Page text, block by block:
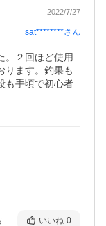
2022/7/27
sat********さん
。２回ほど使用
ります。釣果も
も手頃で初心者
いいね 0